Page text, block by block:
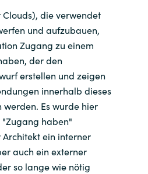
Spain
Sweden
Ukraine
Kingdom
die verwendet
und aufzubauen,
Zugang zu einem
der den
erstellen und zeigen
innerhalb dieses
Es wurde hier
haben"
ein interner
auch ein externer
so lange wie nötig